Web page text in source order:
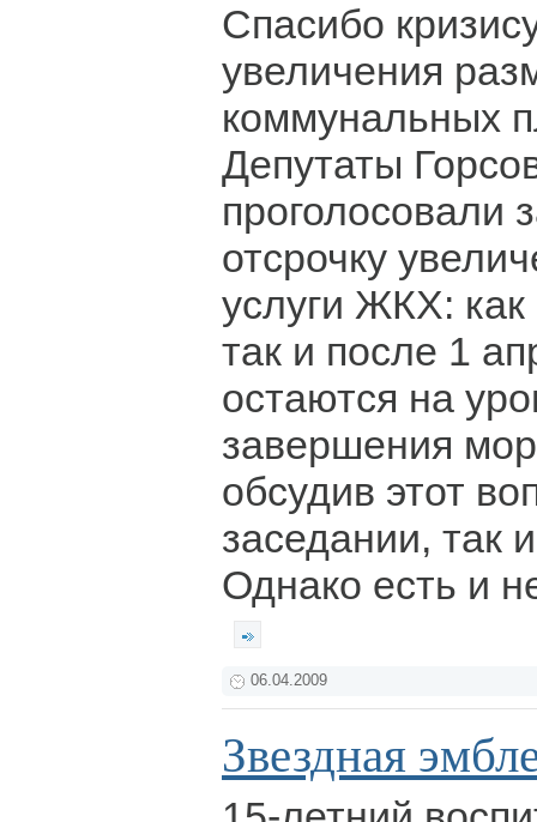
Спасибо
увеличения
коммунальных
Депутаты
проголосовали
отсрочку
услуги ЖКХ: как
так и после 1
остаются на
завершения
обсудив этот
заседании, так
Однако есть и
06.04.2009
Звездная